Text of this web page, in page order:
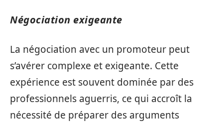
Négociation exigeante
La négociation avec un promoteur peut
s’avérer complexe et exigeante. Cette
expérience est souvent dominée par des
professionnels aguerris, ce qui accroît la
nécessité de préparer des arguments